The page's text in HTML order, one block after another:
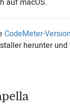
auf macOS.
CodeMeter-Version
herunter